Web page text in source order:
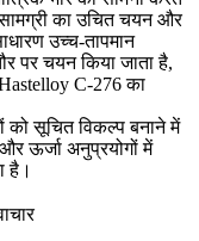
का उचित चयन और
उच्च-तापमान
पर चयन किया जाता है,
C-276का
को सूचित विकल्प बनाने में
ऊर्जा अनुप्रयोगों में
है।